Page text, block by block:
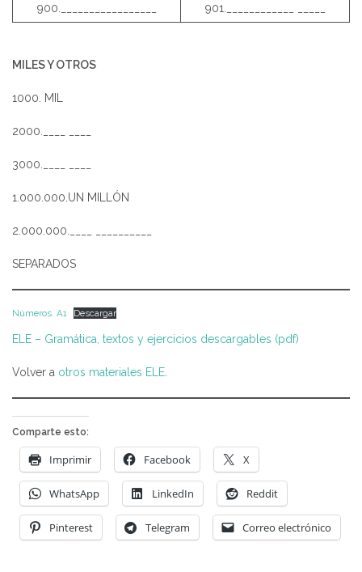
900._________________
901.____________ _____
MILES Y OTROS
1000. MIL
2000.____ ____
3000.____ ____
1.000.000.UN MILLÓN
2.000.000.____ __________
SEPARADOS
Números. A1 Descargar
ELE – Gramática, textos y ejercicios descargables (pdf)
Volver a otros materiales ELE.
Comparte esto:
Imprimir Facebook X
WhatsApp LinkedIn Reddit
Pinterest Telegram Correo electrónico